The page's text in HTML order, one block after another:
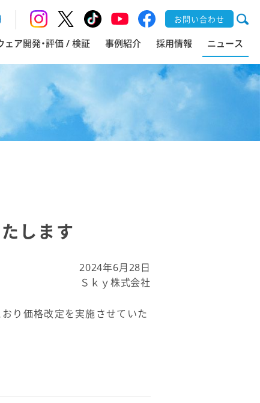
お問い合わせ
ェア開発・評価 / 検証 事例紹介 採用情報 ニュース
します
2024年6月28日
Ｓｋｙ株式会社
おり価格改定を実施させていた